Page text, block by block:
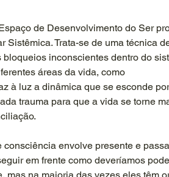
de Desenvolvimento do Ser
Trata-se de uma técnica
inconscientes dentro do
áreas da vida, como
à luz a dinâmica que se esconde
trauma para que a vida se torne
envolve presente e
em frente como deveríamos